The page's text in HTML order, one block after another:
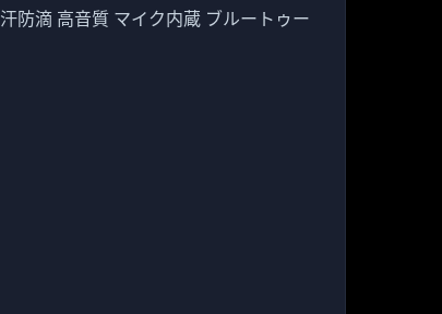
防滴 高音質 マイク内蔵 ブルートゥー